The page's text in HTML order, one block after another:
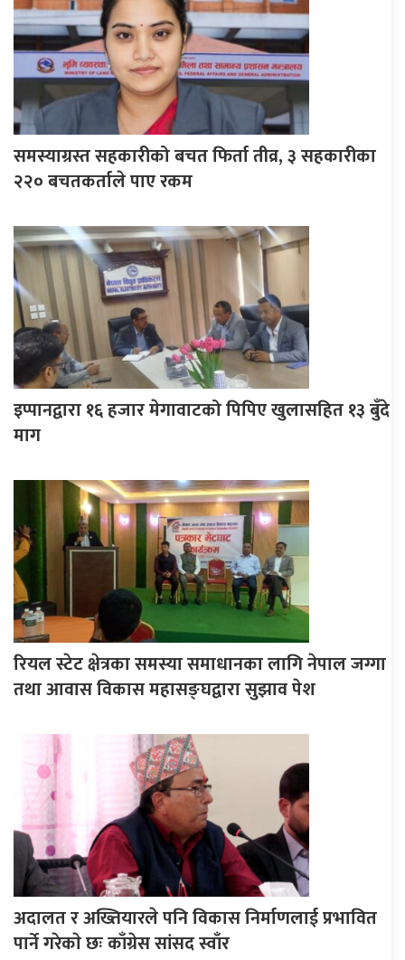
समस्याग्रस्त सहकारीको बचत फिर्ता तीव्र, ३ सहकारीका
२२० बचतकर्ताले पाए रकम
इप्पानद्वारा १६ हजार मेगावाटको पिपिए खुलासहित १३ बुँदे
माग
रियल स्टेट क्षेत्रका समस्या समाधानका लागि नेपाल जग्गा
तथा आवास विकास महासङ्घद्वारा सुझाव पेश
अदालत र अख्तियारले पनि विकास निर्माणलाई प्रभावित
पार्ने गरेकाे छः काँग्रेस सांसद स्वाँर